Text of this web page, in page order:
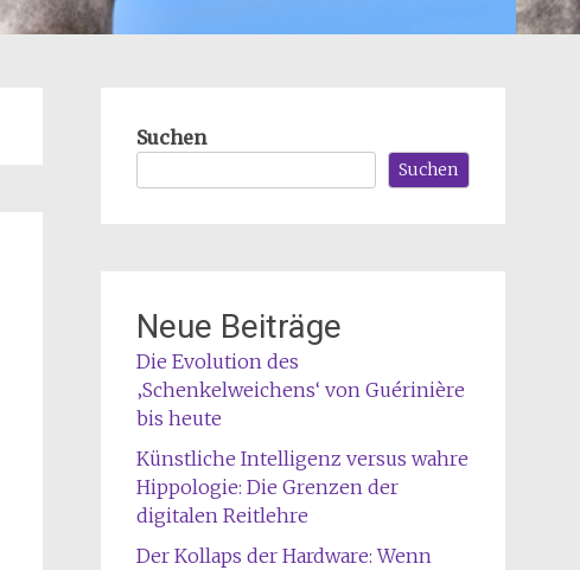
Suchen
Suchen
Neue Beiträge
Die Evolution des
‚Schenkelweichens‘ von Guérinière
bis heute
Künstliche Intelligenz versus wahre
Hippologie: Die Grenzen der
digitalen Reitlehre
Der Kollaps der Hardware: Wenn